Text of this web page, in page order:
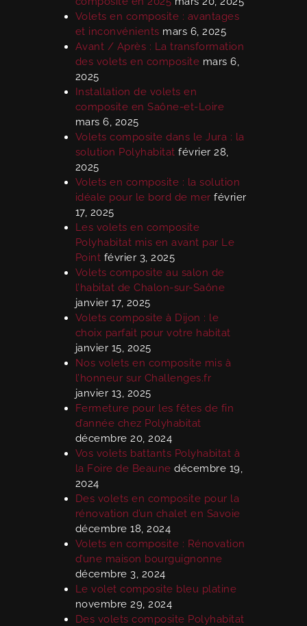
Volets en composite : avantages
et inconvénients mars 6, 2025
Avant / Après : La transformation
des volets en composite mars 6,
2025
Installation de volets en
composite en Saône-et-Loire
mars 6, 2025
Volets composite dans le Jura : la
solution Polyhabitat février 28,
2025
Volets en composite : la solution
idéale pour le bord de mer février
17, 2025
Les volets en composite
Polyhabitat mis en avant par Le
Point février 3, 2025
Volets composite au salon de
l’habitat de Chalon-sur-Saône
janvier 17, 2025
Volets composite à Dijon : le
choix parfait pour votre habitat
janvier 15, 2025
Nos volets en composite mis à
l’honneur sur Challenges.fr
janvier 13, 2025
Fermeture pour les fêtes de fin
d’année chez Polyhabitat
décembre 20, 2024
Vos volets battants Polyhabitat à
la Foire de Beaune décembre 19,
2024
Des volets en composite pour la
rénovation d’un chalet en Savoie
décembre 18, 2024
Volets en composite : Rénovation
d’une maison bourguignonne
décembre 3, 2024
Le volet composite bleu platine
novembre 29, 2024
Des volets composite Polyhabitat